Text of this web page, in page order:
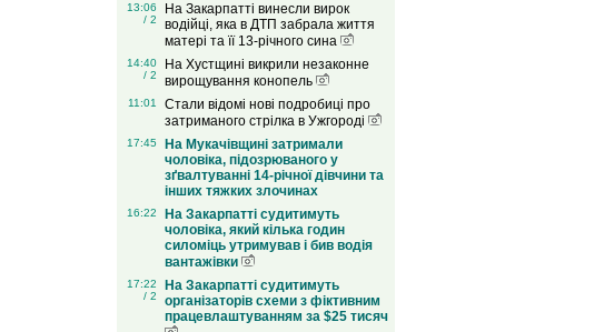
13:06
/ 2
На Закарпатті винесли вирок
водійці, яка в ДТП забрала життя
матері та її 13-річного сина
14:40
/ 2
На Хустщині викрили незаконне
вирощування конопель
11:01
Стали відомі нові подробиці про
затриманого стрілка в Ужгороді
17:45
На Мукачівщині затримали
чоловіка, підозрюваного у
зґвалтуванні 14-річної дівчини та
інших тяжких злочинах
16:22
На Закарпатті судитимуть
чоловіка, який кілька годин
силоміць утримував і бив водія
вантажівки
17:22
/ 2
На Закарпатті судитимуть
організаторів схеми з фіктивним
працевлаштуванням за $25 тисяч